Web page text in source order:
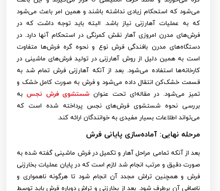
می‌شود که استحکام زیادی نداشته باشند و همین امر باعث می‌شود
که به عملیات آهارزنی نیاز باشد. البته باید توجه داشت که در
فرش‌های مدرن امروزی آهار نقش کمرنگی در استحکام آنها دارد. در
دستگاه‌های مدرن بافندگی فرش نوع و نحوه گره فرش‌ها متفاوت
است به همین دلیل از روش آهارزنی در تولید فرش‌های ماشینی در
کارخانه‌ها استفاده می‌شود. بعد از آنکه آهارزنی فرش تمام شد به
قسمت خشک‌کن انتقال داده می‌شود و فرش به صورت کامل خشک و
تمیز می‌شود. در مقاله‌ای تحت عنوان شستشوی فرش نجس به
بررسی نحوه شستشوی فرش‌های نجس پرداخته شده است که
می‌تواند اطلاعات بسیار مفیدی به خوانندگان ارائه کند.
مرحله نهایی: آماده‌سازی پایانی فرش
بعد از آنکه تمامی مراحل آهار و تکمیل در فرش ماشینی گفته شده به
صورت دقیق و مرتب انجام شد لازم است که در پایان عملیات بخارزنی
فرش و همچنین تراش مجدد آن انجام شود تا هرگونه ناهمواری و
ناصافی آن برطرف شود. بعد از بخارزنی و تراش دوباره فرش باید توسط